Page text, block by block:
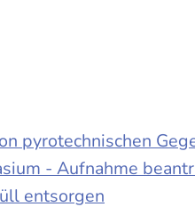
pyrotechnischen
- Aufnahme
entsorgen